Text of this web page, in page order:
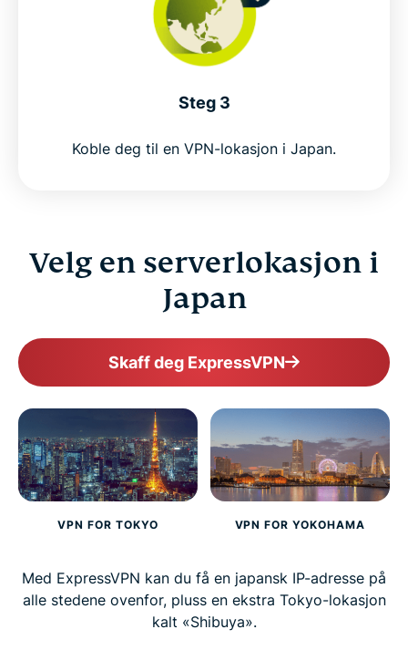
Why choose ExpressVPN for Japan?
ExpressVPN vs. free VPNs in Japan
Japan server locations
Why millions choose ExpressVPN
ExpressVPN for all countries
Get ExpressVPN for Japan risk-free
Steg 3
Koble deg til en VPN-lokasjon i Japan.
Velg en serverlokasjon i
Japan
Skaff deg ExpressVPN
VPN FOR TOKYO VPN FOR YOKOHAMA
Med ExpressVPN kan du få en japansk IP-adresse på
alle stedene ovenfor, pluss en ekstra Tokyo-lokasjon
kalt «Shibuya».